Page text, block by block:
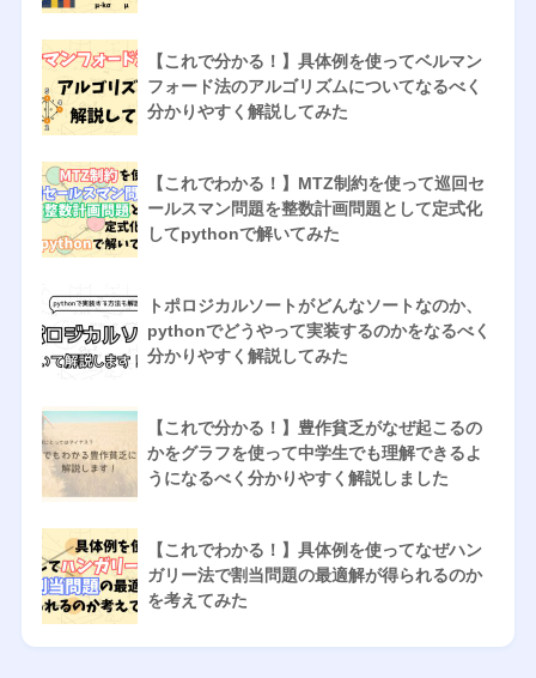
【これで分かる！】具体例を使ってベルマン
フォード法のアルゴリズムについてなるべく
分かりやすく解説してみた
【これでわかる！】MTZ制約を使って巡回セ
ールスマン問題を整数計画問題として定式化
してpythonで解いてみた
トポロジカルソートがどんなソートなのか、
pythonでどうやって実装するのかをなるべく
分かりやすく解説してみた
【これで分かる！】豊作貧乏がなぜ起こるの
かをグラフを使って中学生でも理解できるよ
うになるべく分かりやすく解説しました
【これでわかる！】具体例を使ってなぜハン
ガリー法で割当問題の最適解が得られるのか
を考えてみた